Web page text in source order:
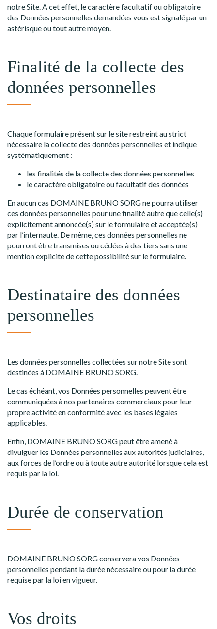
notre Site. A cet effet, le caractère facultatif ou obligatoire
des Données personnelles demandées vous est signalé par un
astérisque ou tout autre moyen.
Finalité de la collecte des
données personnelles
Chaque formulaire présent sur le site restreint au strict
nécessaire la collecte des données personnelles et indique
systématiquement :
les finalités de la collecte des données personnelles
le caractère obligatoire ou facultatif des données
En aucun cas DOMAINE BRUNO SORG ne pourra utiliser
ces données personnelles pour une finalité autre que celle(s)
explicitement annoncée(s) sur le formulaire et acceptée(s)
par l’internaute. De même, ces données personnelles ne
pourront être transmises ou cédées à des tiers sans une
mention explicite de cette possibilité sur le formulaire.
Destinataire des données
personnelles
Les données personnelles collectées sur notre Site sont
destinées à DOMAINE BRUNO SORG.
Le cas échéant, vos Données personnelles peuvent être
communiquées à nos partenaires commerciaux pour leur
propre activité en conformité avec les bases légales
applicables.
Enfin, DOMAINE BRUNO SORG peut être amené à
divulguer les Données personnelles aux autorités judiciaires,
aux forces de l’ordre ou à toute autre autorité lorsque cela est
requis par la loi.
Durée de conservation
DOMAINE BRUNO SORG conservera vos Données
personnelles pendant la durée nécessaire ou pour la durée
requise par la loi en vigueur.
Vos droits